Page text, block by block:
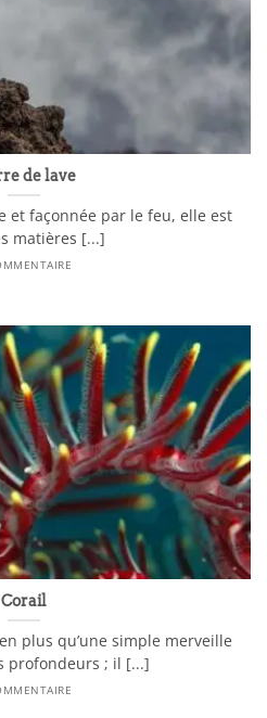
de lave
et façonnée par le feu, elle est
matières [...]
Corail
plus qu’une simple merveille
profondeurs ; il [...]